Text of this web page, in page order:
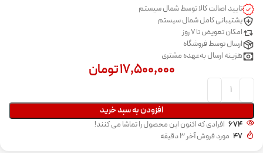
تایید اصالت کالا توسط شمال سیستم
پشتیبانی کامل شمال سیستم
امکان تعویض تا 7 روز
ارسال توسط فروشگاه
هزینه ارسال به‌عهده مشتری
۱۷,۵۰۰,۰۰۰تومان
افزودن به سبد خرید
674 افرادی که اکنون این محصول را تماشا می کنند!
47 مورد فروش آخر 3 دقیقه